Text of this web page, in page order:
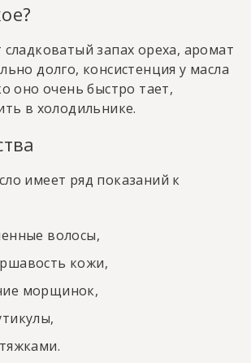
запах ореха, аромат
долго, консистенция у масла
оно очень быстро тает,
в холодильнике.
имеет ряд показаний к
волосы,
кожи,
морщинок,